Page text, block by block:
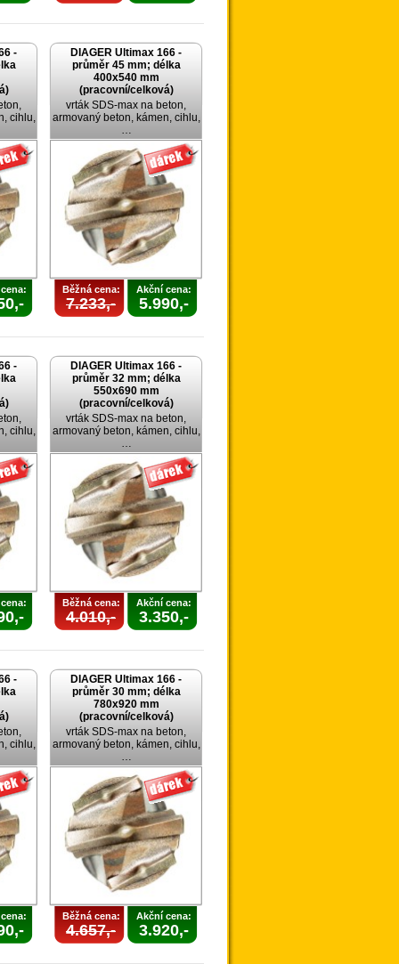
-
cihlu,
DIAGER Ultimax 166 -
průměr 45 mm; délka
400x540 mm
(pracovní/celková)
vrták SDS-max na beton,
armovaný beton, kámen, cihlu,
…
Běžná cena:
7.233,-
Akční cena:
5.990,-
-
cihlu,
DIAGER Ultimax 166 -
průměr 32 mm; délka
550x690 mm
(pracovní/celková)
vrták SDS-max na beton,
armovaný beton, kámen, cihlu,
…
Běžná cena:
4.010,-
Akční cena:
3.350,-
-
cihlu,
DIAGER Ultimax 166 -
průměr 30 mm; délka
780x920 mm
(pracovní/celková)
vrták SDS-max na beton,
armovaný beton, kámen, cihlu,
…
Běžná cena:
4.657,-
Akční cena:
3.920,-